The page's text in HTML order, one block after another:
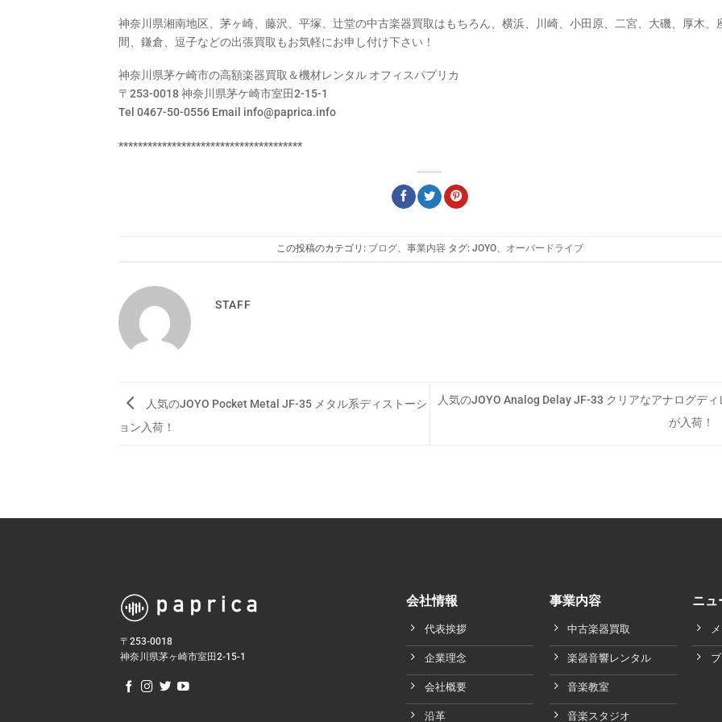
神奈川県湘南地区、茅ヶ崎、藤沢、平塚、辻堂の中古楽器買取はもちろん、横浜、川崎、小田原、二宮、大磯、厚木、
間、鎌倉、逗子などの出張買取もお気軽にお申し付け下さい！
神奈川県茅ケ崎市の高額楽器買取＆機材レンタル オフィスパプリカ
〒253-0018 神奈川県茅ケ崎市室田2-15-1
Tel 0467-50-0556 Email info@paprica.info
**************************************
この投稿のカテゴリ: ブログ、 事業内容 タグ: JOYO、 オーバードライブ
STAFF
人気のJOYO Pocket Metal JF-35 メタル系ディストーシ
ョン入荷！
人気のJOYO Analog Delay JF-33 クリアなアナログディ
が入荷！
〒253-0018
神奈川県茅ヶ崎市室田2-15-1
会社情報
代表挨拶
企業理念
会社概要
沿革
事業内容
中古楽器買取
楽器音響レンタル
音楽教室
音楽スタジオ
ニュ